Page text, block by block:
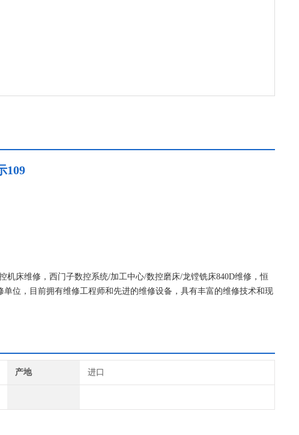
109
机床维修，西门子数控系统/加工中心/数控磨床/龙镗铣床840D维修，恒
位，目前拥有维修工程师和先进的维修设备，具有丰富的维修技术和现
产地 进口